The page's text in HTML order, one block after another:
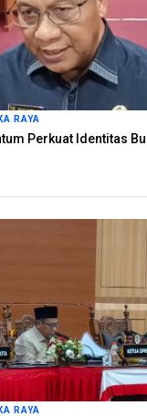
RAYA
Perkuat Identitas
RAYA